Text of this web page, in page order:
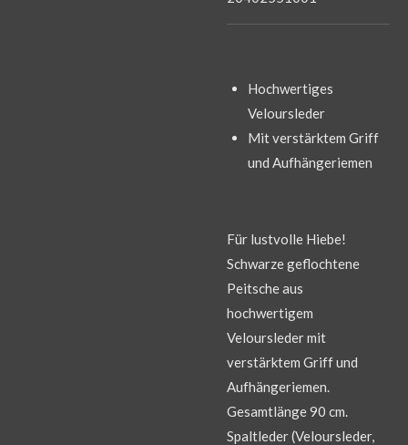
Hochwertiges
Veloursleder
Mit verstärktem Griff
und Aufhängeriemen
Für lustvolle Hiebe!
Schwarze geflochtene
Peitsche aus
hochwertigem
Veloursleder mit
verstärktem Griff und
Aufhängeriemen.
Gesamtlänge 90 cm.
Spaltleder (Veloursleder,